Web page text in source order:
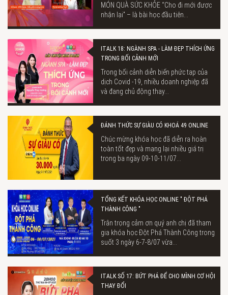
MÓN QUÀ SỨC KHỎE “Cho đi mới được
nhận lại” – là bài học đầu tiên...
ITALK 18: NGÀNH SPA - LÀM ĐẸP THÍCH ỨNG
TRONG BỐI CẢNH MỚI
Trong bối cảnh diễn biến phức tạp của
dịch Covid -19, nhiều doanh nghiệp đã
và đang chủ động thay...
ĐÁNH THỨC SỰ GIÀU CÓ KHOÁ 49 ONLINE
Chúc mừng khóa học đã diễn ra hoàn
toàn tốt đẹp và mang lại nhiều giá trị
trong ba ngày 09-10-11/07...
TỔNG KẾT KHÓA HỌC ONLINE " ĐỘT PHÁ
THÀNH CÔNG "
Trân trọng cảm ơn quý anh chị đã tham
gia khóa học Đột Phá Thành Công trong
suốt 3 ngày 6-7-8/07 vừa...
ITALK SỐ 17: BỨT PHÁ ĐỂ CHO MÌNH CƠ HỘI
THAY ĐỔI